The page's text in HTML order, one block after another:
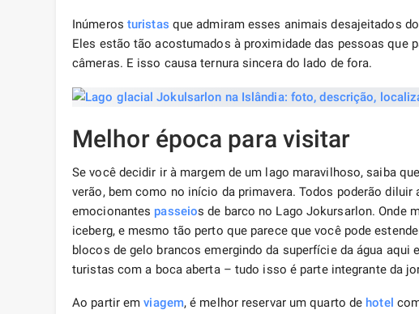
Inúmeros turistas que admiram esses animais desajeitados
Eles estão tão acostumados à proximidade das pessoas que
câmeras. E isso causa ternura sincera do lado de fora.
Melhor época para visitar
Se você decidir ir à margem de um lago maravilhoso, saiba
verão, bem como no início da primavera. Todos poderão
emocionantes passeios de barco no Lago Jokursarlon. Onde
iceberg, e mesmo tão perto que parece que você pode
blocos de gelo brancos emergindo da superfície da água aqui
turistas com a boca aberta – tudo isso é parte integrante da
Ao partir emviagem, é melhor reservar um quarto de hotel